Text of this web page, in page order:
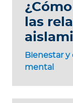
Bienestar
mental
las